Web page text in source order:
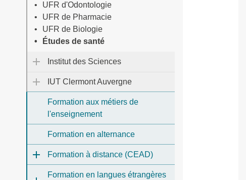
UFR d'Odontologie
UFR de Pharmacie
UFR de Biologie
Études de santé
Institut des Sciences
IUT Clermont Auvergne
Formation aux métiers de
l'enseignement
Formation en alternance
Formation à distance (CEAD)
Formation en langues étrangères